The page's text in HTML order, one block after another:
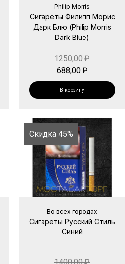
Philip Morris
Сигареты Филипп Морис
Дарк Блю (Philip Morris
Dark Blue)
1250,00₽
688,00 ₽
В корзину
Скидка 45%
Во всех городах
Сигареты Русский Стиль
Синий
1400,00₽